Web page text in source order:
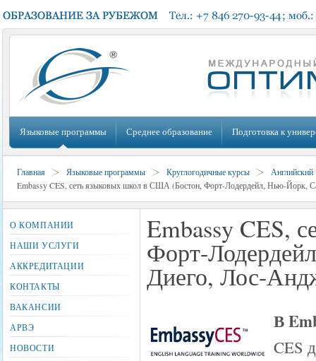
Языковые программы Среднее образование Подготовка к
Главная Языковые программы Круглогодичные курсы
Английский
Embassy CES, сеть языковых школ в США (Бостон, Форт-Лодердейл, Нью-Йорк,
Embassy CES,
Форт-
Диего, Лос-
В
CES
О КОМПАНИИ
НАШИ УСЛУГИ
АККРЕДИТАЦИИ
КОНТАКТЫ
ВАКАНСИИ
АРВЭ
НОВОСТИ